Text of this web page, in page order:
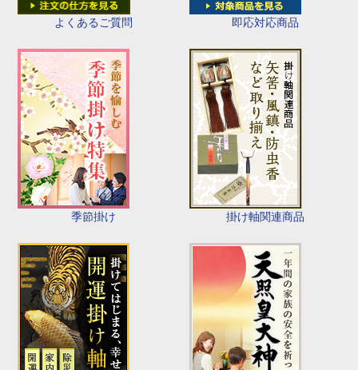
よくあるご質問 即応対応商品
季節掛け 掛け軸関連商品